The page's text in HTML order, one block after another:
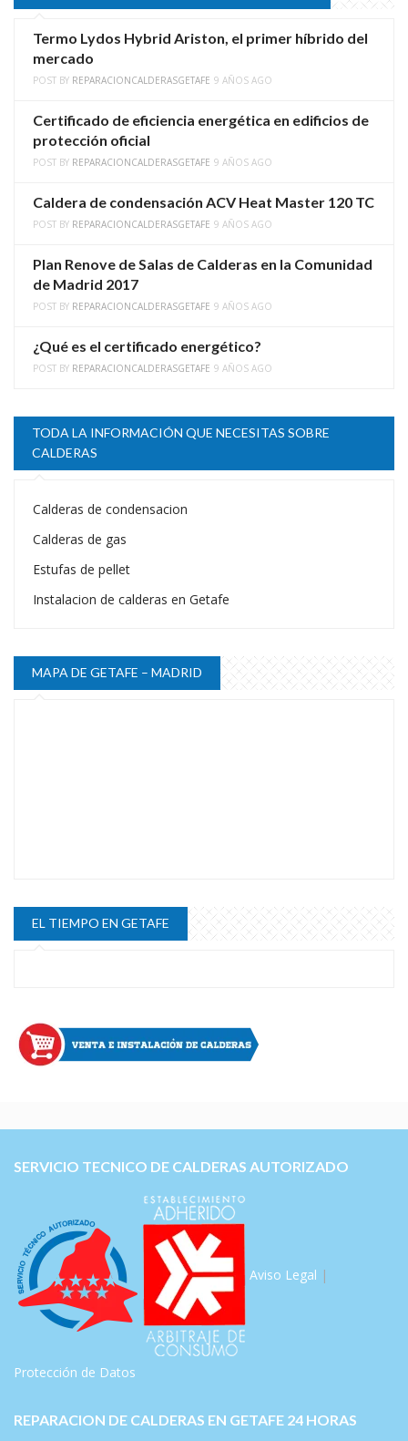
Termo Lydos Hybrid Ariston, el primer híbrido del
mercado
POST BY REPARACIONCALDERASGETAFE 9 AÑOS AGO
Certificado de eficiencia energética en edificios de
protección oficial
POST BY REPARACIONCALDERASGETAFE 9 AÑOS AGO
Caldera de condensación ACV Heat Master 120 TC
POST BY REPARACIONCALDERASGETAFE 9 AÑOS AGO
Plan Renove de Salas de Calderas en la Comunidad
de Madrid 2017
POST BY REPARACIONCALDERASGETAFE 9 AÑOS AGO
¿Qué es el certificado energético?
POST BY REPARACIONCALDERASGETAFE 9 AÑOS AGO
TODA LA INFORMACIÓN QUE NECESITAS SOBRE
CALDERAS
Calderas de condensacion
Calderas de gas
Estufas de pellet
Instalacion de calderas en Getafe
MAPA DE GETAFE – MADRID
EL TIEMPO EN GETAFE
SERVICIO TECNICO DE CALDERAS AUTORIZADO
Aviso Legal |
Protección de Datos
REPARACION DE CALDERAS EN GETAFE 24 HORAS